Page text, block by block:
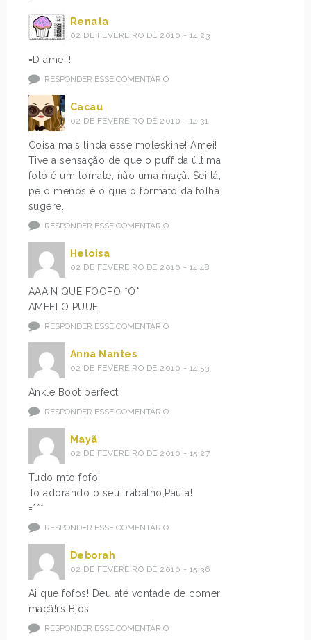
Renata
02 DE FEVEREIRO DE 2010 - 14:23
=D amei!!
RESPONDER ESSE COMENTÁRIO
Cacau
02 DE FEVEREIRO DE 2010 - 14:31
Coisa mais linda esse moleskine! Amei!
Tive a sensação de que o puff da última
foto é um tomate, não uma maçã. Sei lá,
pelo menos é o que o formato da folha
sugere.
RESPONDER ESSE COMENTÁRIO
Heloisa
02 DE FEVEREIRO DE 2010 - 14:48
AAAIN QUE FOOFO *O*
AMEEI O PUUF.
RESPONDER ESSE COMENTÁRIO
Anna Nantes
02 DE FEVEREIRO DE 2010 - 14:53
Ankle Boot perfect
RESPONDER ESSE COMENTÁRIO
Mayã
02 DE FEVEREIRO DE 2010 - 15:27
Tudo mto fofo!
To adorando o seu trabalho,Paula!
=***
RESPONDER ESSE COMENTÁRIO
Deborah
02 DE FEVEREIRO DE 2010 - 15:36
Ai que fofos! Deu até vontade de comer
maçã!rs Bjos
RESPONDER ESSE COMENTÁRIO